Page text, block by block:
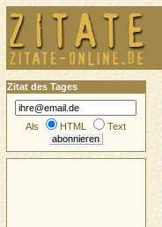
Zitat des Tages
Als HTML Text